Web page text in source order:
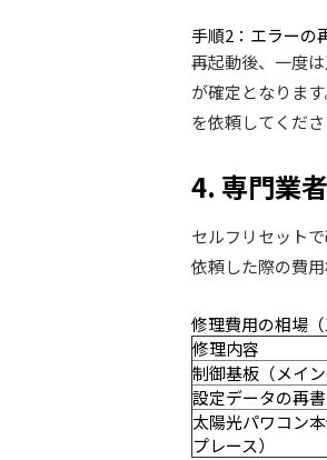
手順2：エラーの
再起動後、一度
が確定となりま
を依頼してくださ
4. 専門業
セルフリセット
依頼した際の費
修理費用の相場（
修理内容
制御基板（メイ
設定データの再
太陽光パワコン
プレース）